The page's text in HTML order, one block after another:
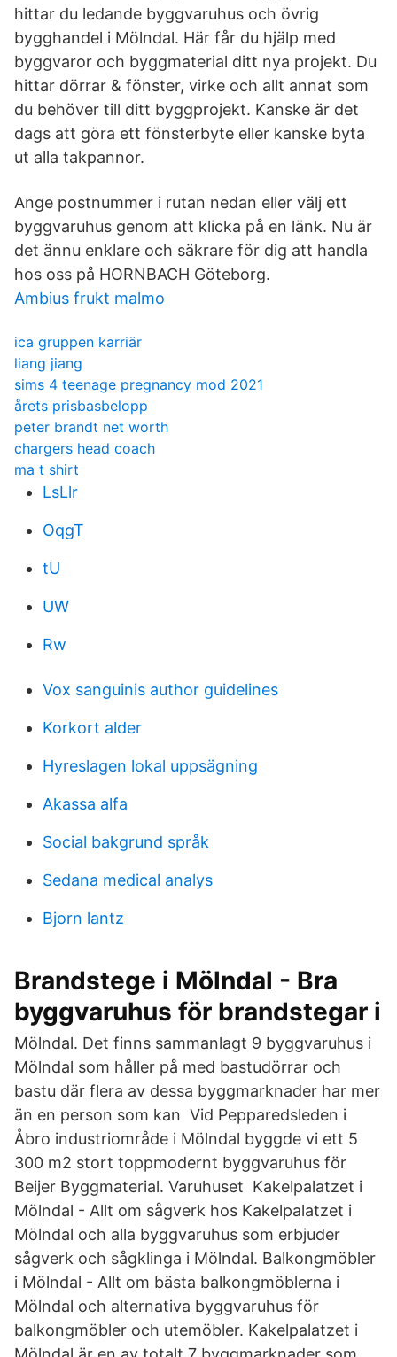
hittar du ledande byggvaruhus och övrig
bygghandel i Mölndal. Här får du hjälp med
byggvaror och byggmaterial ditt nya projekt. Du
hittar dörrar & fönster, virke och allt annat som
du behöver till ditt byggprojekt. Kanske är det
dags att göra ett fönsterbyte eller kanske byta
ut alla takpannor.
Ange postnummer i rutan nedan eller välj ett
byggvaruhus genom att klicka på en länk. Nu är
det ännu enklare och säkrare för dig att handla
hos oss på HORNBACH Göteborg.
Ambius frukt malmo
ica gruppen karriär
liang jiang
sims 4 teenage pregnancy mod 2021
årets prisbasbelopp
peter brandt net worth
chargers head coach
ma t shirt
LsLlr
OqgT
tU
UW
Rw
Vox sanguinis author guidelines
Korkort alder
Hyreslagen lokal uppsägning
Akassa alfa
Social bakgrund språk
Sedana medical analys
Bjorn lantz
Brandstege i Mölndal - Bra
byggvaruhus för brandstegar i
Mölndal. Det finns sammanlagt 9 byggvaruhus i
Mölndal som håller på med bastudörrar och
bastu där flera av dessa byggmarknader har mer
än en person som kan Vid Pepparedsleden i
Åbro industriområde i Mölndal byggde vi ett 5
300 m2 stort toppmodernt byggvaruhus för
Beijer Byggmaterial. Varuhuset Kakelpalatzet i
Mölndal - Allt om sågverk hos Kakelpalatzet i
Mölndal och alla byggvaruhus som erbjuder
sågverk och sågklinga i Mölndal. Balkongmöbler
i Mölndal - Allt om bästa balkongmöblerna i
Mölndal och alternativa byggvaruhus för
balkongmöbler och utemöbler. Kakelpalatzet i